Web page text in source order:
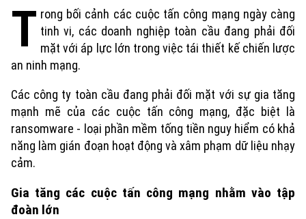
T rong bối cảnh các cuộc tấn công mạng ngày càng
tinh vi, các doanh nghiệp toàn cầu đang phải đối
mặt với áp lực lớn trong việc tái thiết kế chiến lược
an ninh mạng.
Các công ty toàn cầu đang phải đối mặt với sự gia tăng
mạnh mẽ của các cuộc tấn công mạng, đặc biệt là
ransomware - loại phần mềm tống tiền nguy hiểm có khả
năng làm gián đoạn hoạt động và xâm phạm dữ liệu nhạy
cảm.
Gia tăng các cuộc tấn công mạng nhằm vào tập
đoàn lớn